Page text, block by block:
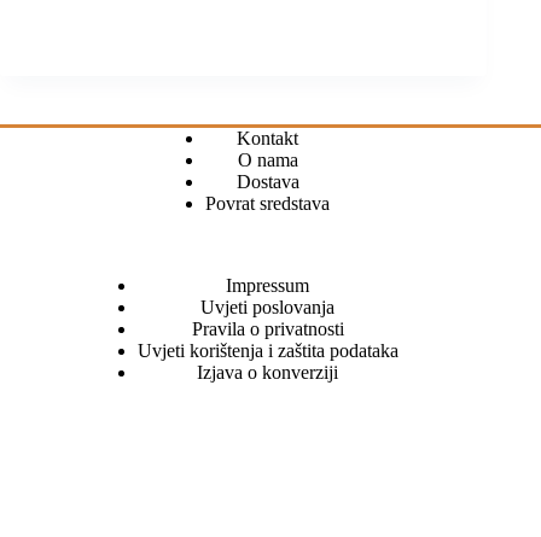
Kontakt
O nama
Dostava
Povrat sredstava
Impressum
Uvjeti poslovanja
Pravila o privatnosti
Uvjeti korištenja i zaštita podataka
Izjava o konverziji